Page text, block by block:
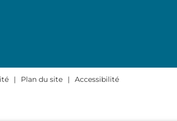
Plan du site Accessibilité